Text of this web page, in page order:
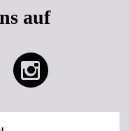
auf